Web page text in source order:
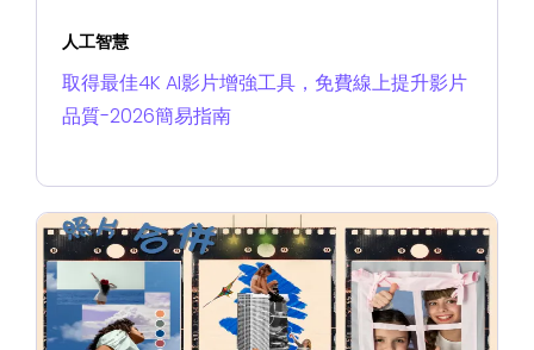
人工智慧
取得最佳4K AI影片增強工具，免費線上提升影片
品質-2026簡易指南